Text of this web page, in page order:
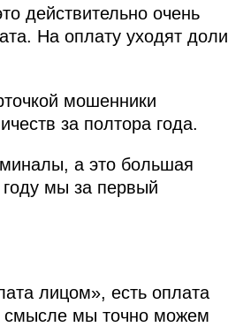
действительно очень
На оплату уходят доли
мошенники
за полтора года.
а это большая
мы за первый
лицом», есть оплата
смысле мы точно можем